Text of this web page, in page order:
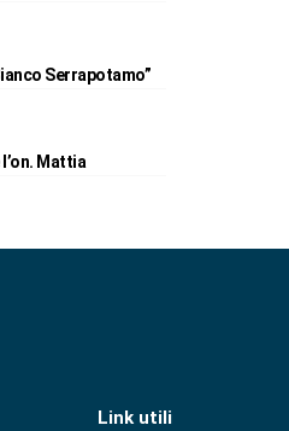
Serrapotamo”
Mattia
Link utili